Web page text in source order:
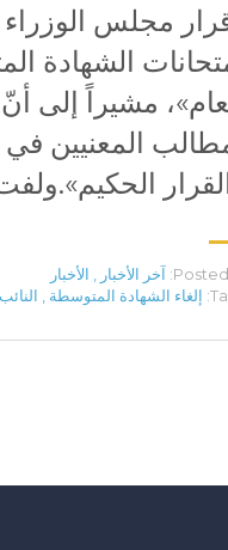
مجلس
الشهادة
مشيراً إلى
المعنيين في
Posted آخر الأخبار
الأخبار
إلغاء الشهادة المتوسطة